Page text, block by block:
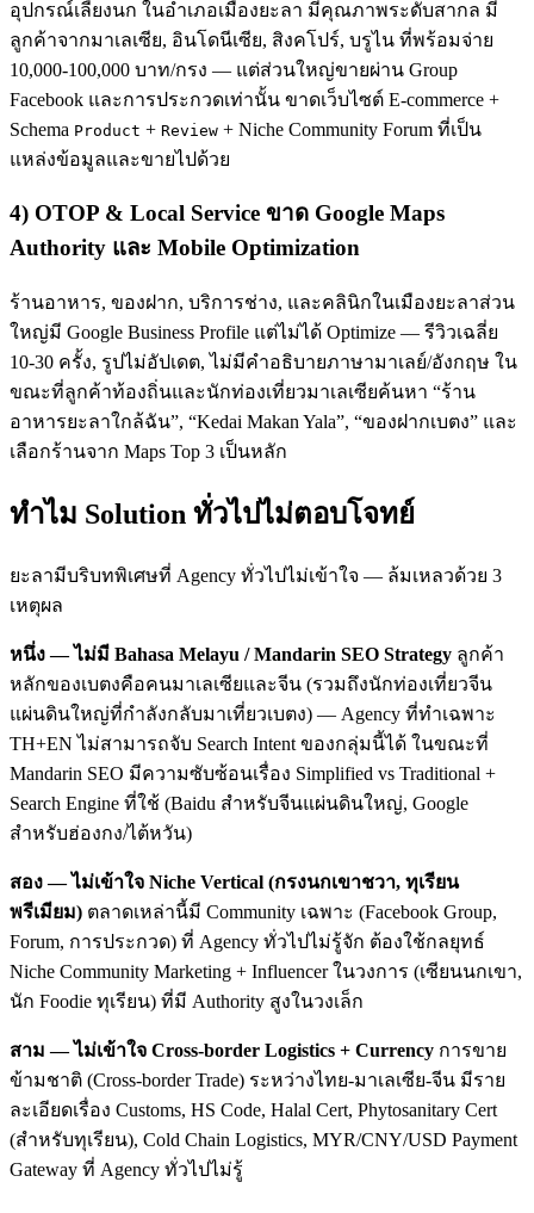
อุปกรณ์เลี้ยงนก ในอำเภอเมืองยะลา มีคุณภาพระดับสากล มี
ลูกค้าจากมาเลเซีย, อินโดนีเซีย, สิงคโปร์, บรูไน ที่พร้อมจ่าย
10,000-100,000 บาท/กรง — แต่ส่วนใหญ่ขายผ่าน Group
Facebook และการประกวดเท่านั้น ขาดเว็บไซต์ E-commerce +
Schema Product + Review + Niche Community Forum ที่เป็น
แหล่งข้อมูลและขายไปด้วย
4) OTOP & Local Service ขาด Google Maps
Authority และ Mobile Optimization
ร้านอาหาร, ของฝาก, บริการช่าง, และคลินิกในเมืองยะลาส่วน
ใหญ่มี Google Business Profile แต่ไม่ได้ Optimize — รีวิวเฉลี่ย
10-30 ครั้ง, รูปไม่อัปเดต, ไม่มีคำอธิบายภาษามาเลย์/อังกฤษ ใน
ขณะที่ลูกค้าท้องถิ่นและนักท่องเที่ยวมาเลเซียค้นหา “ร้าน
อาหารยะลาใกล้ฉัน”, “Kedai Makan Yala”, “ของฝากเบตง” และ
เลือกร้านจาก Maps Top 3 เป็นหลัก
ทำไม Solution ทั่วไปไม่ตอบโจทย์
ยะลามีบริบทพิเศษที่ Agency ทั่วไปไม่เข้าใจ — ล้มเหลวด้วย 3
เหตุผล
หนึ่ง — ไม่มี Bahasa Melayu / Mandarin SEO Strategy ลูกค้า
หลักของเบตงคือคนมาเลเซียและจีน (รวมถึงนักท่องเที่ยวจีน
แผ่นดินใหญ่ที่กำลังกลับมาเที่ยวเบตง) — Agency ที่ทำเฉพาะ
TH+EN ไม่สามารถจับ Search Intent ของกลุ่มนี้ได้ ในขณะที่
Mandarin SEO มีความซับซ้อนเรื่อง Simplified vs Traditional +
Search Engine ที่ใช้ (Baidu สำหรับจีนแผ่นดินใหญ่, Google
สำหรับฮ่องกง/ไต้หวัน)
สอง — ไม่เข้าใจ Niche Vertical (กรงนกเขาชวา, ทุเรียน
พรีเมียม) ตลาดเหล่านี้มี Community เฉพาะ (Facebook Group,
Forum, การประกวด) ที่ Agency ทั่วไปไม่รู้จัก ต้องใช้กลยุทธ์
Niche Community Marketing + Influencer ในวงการ (เซียนนกเขา,
นัก Foodie ทุเรียน) ที่มี Authority สูงในวงเล็ก
สาม — ไม่เข้าใจ Cross-border Logistics + Currency การขาย
ข้ามชาติ (Cross-border Trade) ระหว่างไทย-มาเลเซีย-จีน มีราย
ละเอียดเรื่อง Customs, HS Code, Halal Cert, Phytosanitary Cert
(สำหรับทุเรียน), Cold Chain Logistics, MYR/CNY/USD Payment
Gateway ที่ Agency ทั่วไปไม่รู้